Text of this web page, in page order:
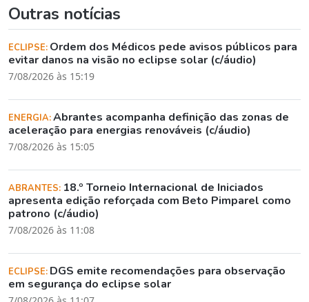
Outras notícias
ECLIPSE: Ordem dos Médicos pede avisos públicos para
evitar danos na visão no eclipse solar (c/áudio)
7/08/2026 às 15:19
ENERGIA:Abrantes acompanha definição das zonas de
aceleração para energias renováveis (c/áudio)
7/08/2026 às 15:05
ABRANTES: 18.º Torneio Internacional de Iniciados
apresenta edição reforçada com Beto Pimparel como
patrono (c/áudio)
7/08/2026 às 11:08
ECLIPSE: DGS emite recomendações para observação
em segurança do eclipse solar